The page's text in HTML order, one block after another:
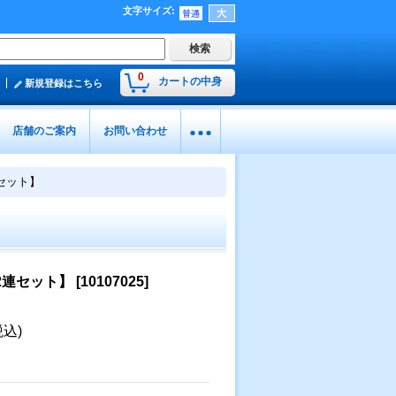
文字サイズ:
0 カートの中身
新規登録はこちら
店舗のご案内 お問い合わせ
ト】
セット】 [10107025]
込)